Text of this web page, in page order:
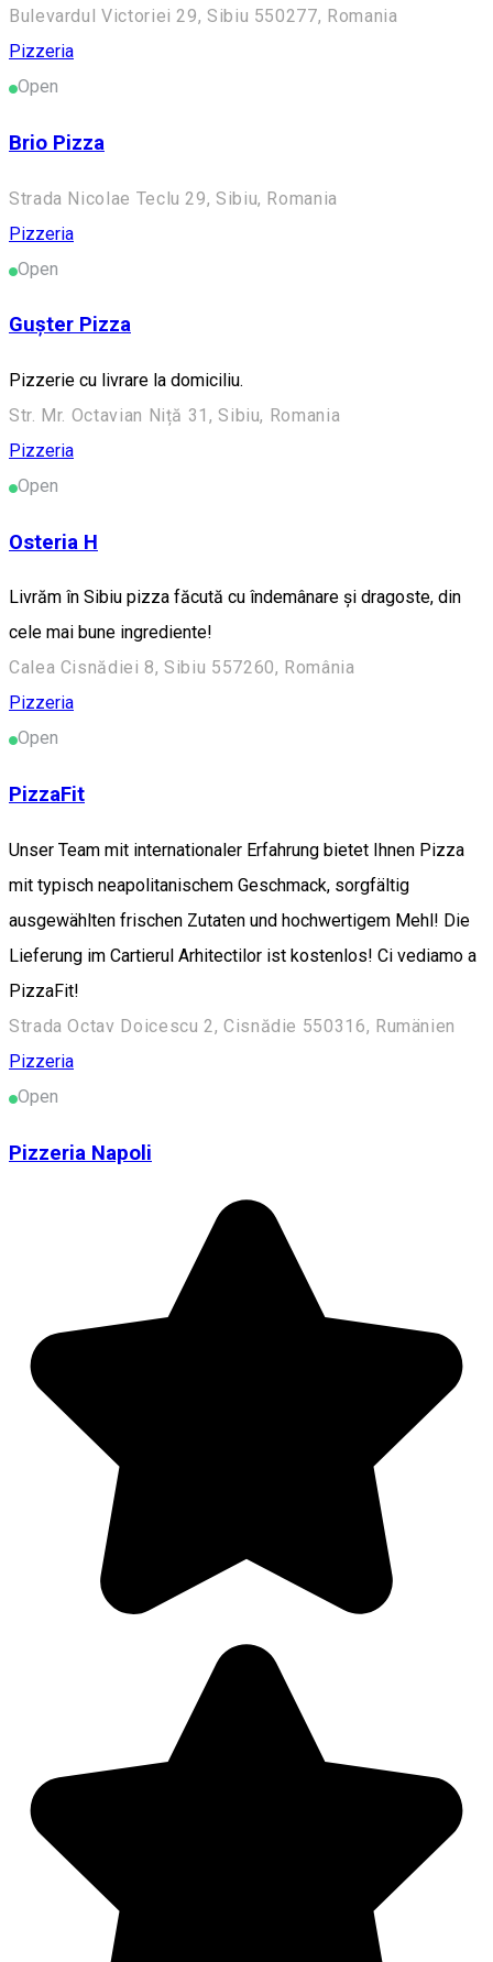
Bulevardul Victoriei 29, Sibiu 550277, Romania
Pizzeria
Open
Brio Pizza
Strada Nicolae Teclu 29, Sibiu, Romania
Pizzeria
Open
Gușter Pizza
Pizzerie cu livrare la domiciliu.
Str. Mr. Octavian Niță 31, Sibiu, Romania
Pizzeria
Open
Osteria H
Livrăm în Sibiu pizza făcută cu îndemânare și dragoste, din
cele mai bune ingrediente!
Calea Cisnădiei 8, Sibiu 557260, România
Pizzeria
Open
PizzaFit
Unser Team mit internationaler Erfahrung bietet Ihnen Pizza
mit typisch neapolitanischem Geschmack, sorgfältig
ausgewählten frischen Zutaten und hochwertigem Mehl! Die
Lieferung im Cartierul Arhitectilor ist kostenlos! Ci vediamo a
PizzaFit!
Strada Octav Doicescu 2, Cisnădie 550316, Rumänien
Pizzeria
Open
Pizzeria Napoli